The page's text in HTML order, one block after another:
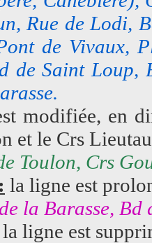
Rue de Lodi,
de Vivaux,
de Saint Loup,
modifiée, en
et le Crs
Toulon, Crs
la ligne est
la Barasse,
la ligne est